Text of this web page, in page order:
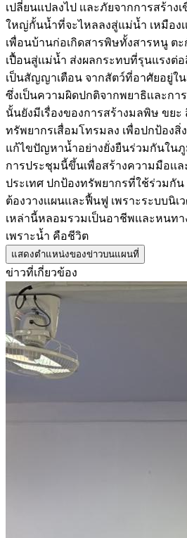
เปลี่ยนเเปลงไป เเละภัยจากการสร้า
ใหญ่กั้นน้ำที่จะไหลลงสู่แม่น้ำ เหมืองเ
เพื่อนบ้านก่อเกิดสารพิษทั้งสารหนู ต
เปื้อนสู่เเม่น้ำ ส่งผลกระทบที่รุนแรง
เป็นสัญญาเตือน จากสัตว์ที่อาศัยอยู่ในเ
ซึ่งเป็นความผิดปกติจากพยาธิเเละก
นั้นยังมีเรื่องของการสร้างมลพิษ ขยะ
ทรัพยากรเสื่อมโทรมลง เพื่อปกป้อง
แก้ไขปัญหาน้ำอย่างยั่งยืนร่วมกันใน
การประชุมนี้ขึ้นเพื่อสร้างความมือเเ
ประเทศ ปกป้องทรัพยากรที่ใช้ร่วมกั
ต้องวางเเผนเเละฟื้นฟู เพราะระบบนิ
เหล่านี้หลอมรวมเป็นอาชีพเเละหนท
เพราะน้ำ คือชีวิต
แสดงตำแหน่งของข่าวบนแผนที่
ข่าวที่เกี่ยวข้อง